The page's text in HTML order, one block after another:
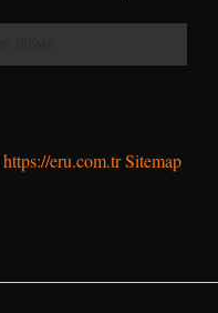
https://eru.com.trSitemap